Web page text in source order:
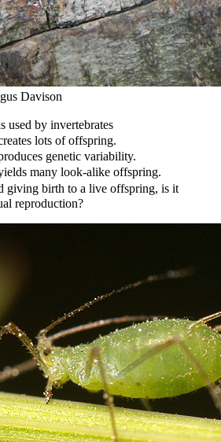
Davison
used by invertebrates
lots of offspring.
genetic variability.
many look-alike offspring.
giving birth to a live offspring, is it
reproduction?